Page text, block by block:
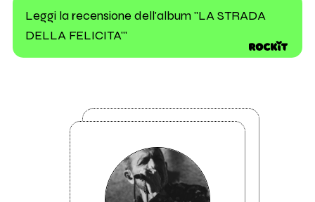
Leggi la recensione dell'album "LA STRADA
DELLA FELICITA'"